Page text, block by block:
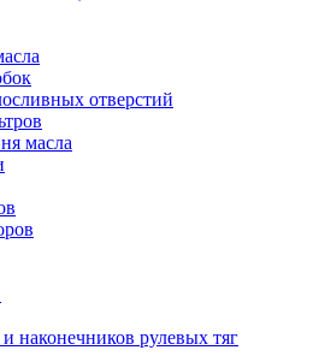
отверстий
масла
наконечников рулевых тяг